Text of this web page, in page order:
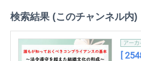
検索結果 (このチャンネル内)
[